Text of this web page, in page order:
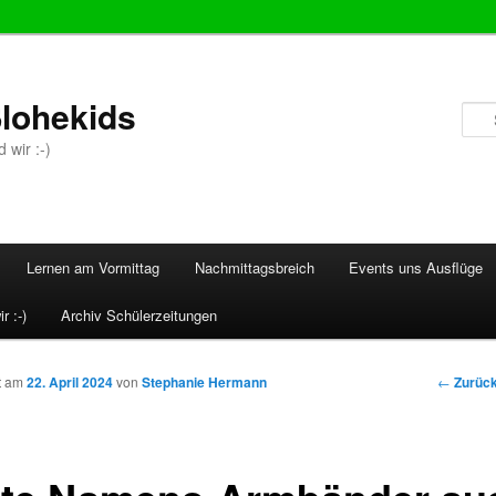
wir :-)
Lernen am Vormittag Nachmittagsbreich Events uns Ausflüge
:-) Archiv Schülerzeitungen
←
am22. April 2024 vonStephanie Hermann